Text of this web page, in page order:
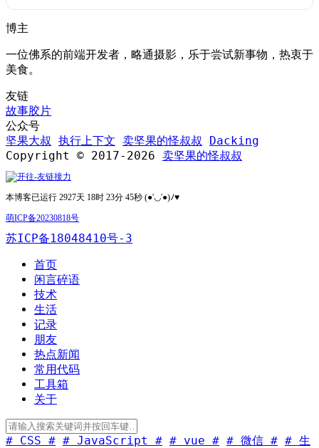
博主
一位佛系的前端开发者，略通摄影，乐于尝试新事物，热衷于
美食。
友链
故事胶片
公众号
坚果大叔 执行上下文 卖坚果的怪叔叔
Dacking
Copyright © 2017-2026 卖坚果的怪叔叔
本博客已运行 2927天 18时 23分 45秒 (●'◡'●)ﾉ♥
萌ICP备20230818号
苏ICP备18048410号-3
首页
闲言碎语
技术
生活
记录
朋友
热点新闻
常用代码
工具箱
关于
# CSS # # JavaScript # # vue # # 微信 # # 生